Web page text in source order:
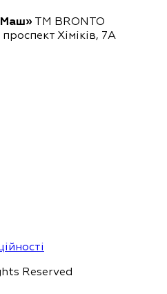
ТМ BRONTO
проспект Хіміків, 7А
Reserved